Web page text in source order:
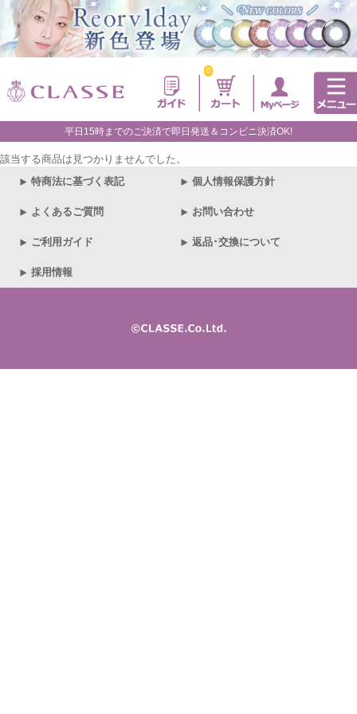
0
平日15時までのご決済で即日発送＆コンビニ決済OK!
該当する商品は見つかりませんでした。
特商法に基づく表記
個人情報保護方針
よくあるご質問 お問い合わせ
ご利用ガイド 返品･交換について
採用情報